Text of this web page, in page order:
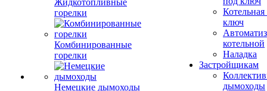
Жидкотопливные
горелки
Комбинированные
горелки
Немецкие дымоходы
ключ
котельной
Наладка
Застройщикам
дымоходы